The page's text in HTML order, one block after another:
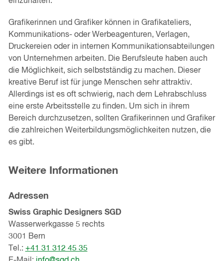
Grafikerinnen und Grafiker können in Grafikateliers,
Kommunikations- oder Werbeagenturen, Verlagen,
Druckereien oder in internen Kommunikationsabteilungen
von Unternehmen arbeiten. Die Berufsleute haben auch
die Möglichkeit, sich selbstständig zu machen. Dieser
kreative Beruf ist für junge Menschen sehr attraktiv.
Allerdings ist es oft schwierig, nach dem Lehrabschluss
eine erste Arbeitsstelle zu finden. Um sich in ihrem
Bereich durchzusetzen, sollten Grafikerinnen und Grafiker
die zahlreichen Weiterbildungsmöglichkeiten nutzen, die
es gibt.
Weitere Informationen
Adressen
Swiss Graphic Designers SGD
Wasserwerkgasse 5 rechts
3001 Bern
Tel.: +41 31 312 45 35